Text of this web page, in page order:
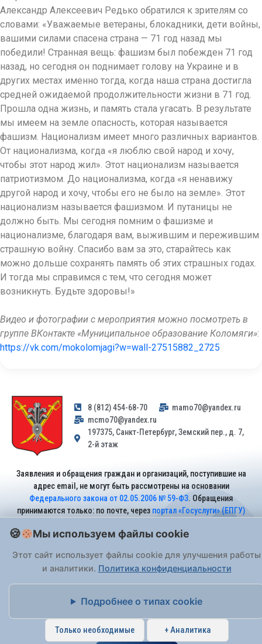
Александр Алексеевич Редько обратился к зрителям со
словами: «Уважаемые ветераны, блокадники, дети войны,
вашими силами спасена страна — 71 год назад мы
победили! Странная вещь: фашизм был побежден 71 год
назад, но сегодня он поднимает голову на Украине и в
других местах именно тогда, когда наша страна достигла
средней ожидаемой продолжительности жизни в 71 год.
Прошла одна жизнь, и память стала угасать. В результате
мы имеем на земле опасность, которая называется
фашизм. Национализм имеет много различных вариантов.
От национализма, когда «я люблю свой народ и хочу,
чтобы этот народ жил». Этот национализм называется
патриотизмом. До национализма, когда «я ненавижу
другой народ и хочу, чтобы его не было на земле». Этот
национализм называется фашизмом. И путаницы не
должно быть. Мы сегодня помним о фашизме и
национализме, благодаря вам, выжившим и пережившим
страшную войну. Спасибо вам за это, старайтесь как
можно дольше сохранять память об этих страшных годах.
И тогда мы справимся с тем, что сегодня может
возникнуть. Будьте здоровы!»
Видео и фотографии с мероприятия можно посмотреть в
группе ВКонтакте «Муниципальное образование Коломяги»:
https://vk.com/mokolomjagi?w=wall-27515882_2725
8 (812) 454-68-70
mamo70@yandex.ru
mcmo70@yandex.ru
197375, Санкт-Петербург, Земский пер., д. 7,
2-й этаж
Заявления и обращения граждан и организаций, поступившие на
адрес email, не могут быть рассмотрены на основании
Федерального закона от 02.05.2006 № 59-ФЗ. Обращения
принимаются только: по почте, через портал «Госуслуги» (ЕПГУ)
На Сайте действуетПолитика обработки персональных данных.
Мы используем файлы cookie
Этот сайт использует файлы cookie для улучшения работы
и аналитики. Политика конфиденциальности
Подробнее о типах cookie
Только необходимые + Аналитика